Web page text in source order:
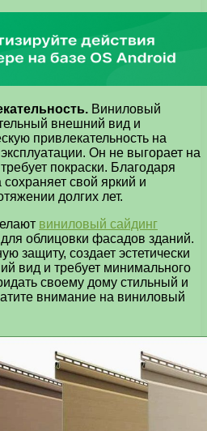
Виниловый
внешний вид и
привлекательность на
Он не выгорает на
покраски. Благодаря
свой яркий и
долгих лет.
виниловый сайдинг
облицовки фасадов зданий.
защиту, создает эстетически
вид и требует минимального
своему дому стильный и
внимание на виниловый